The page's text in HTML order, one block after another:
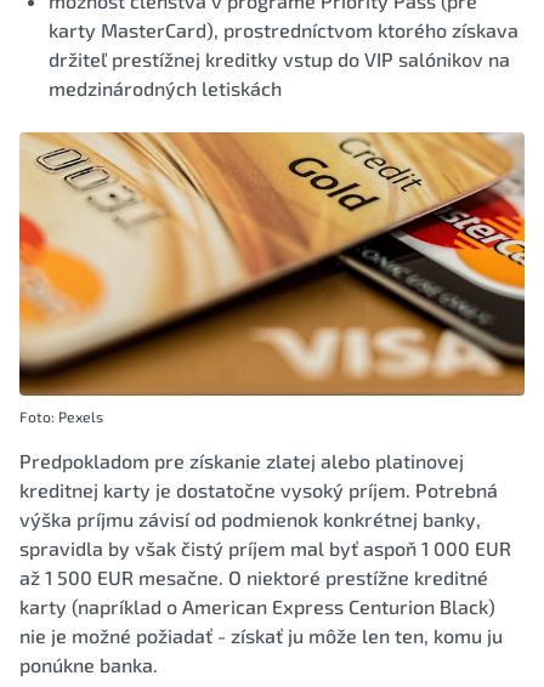
karty MasterCard), prostredníctvom ktorého získava
držiteľ prestížnej kreditky vstup do VIP salónikov na
medzinárodných letiskách
Foto: Pexels
Predpokladom pre získanie zlatej alebo platinovej
kreditnej karty je dostatočne vysoký príjem. Potrebná
výška príjmu závisí od podmienok konkrétnej banky,
spravidla by však čistý príjem mal byť aspoň 1 000 EUR
až 1 500 EUR mesačne. O niektoré prestížne kreditné
karty (napríklad o American Express Centurion Black)
nie je možné požiadať - získať ju môže len ten, komu ju
ponúkne banka.